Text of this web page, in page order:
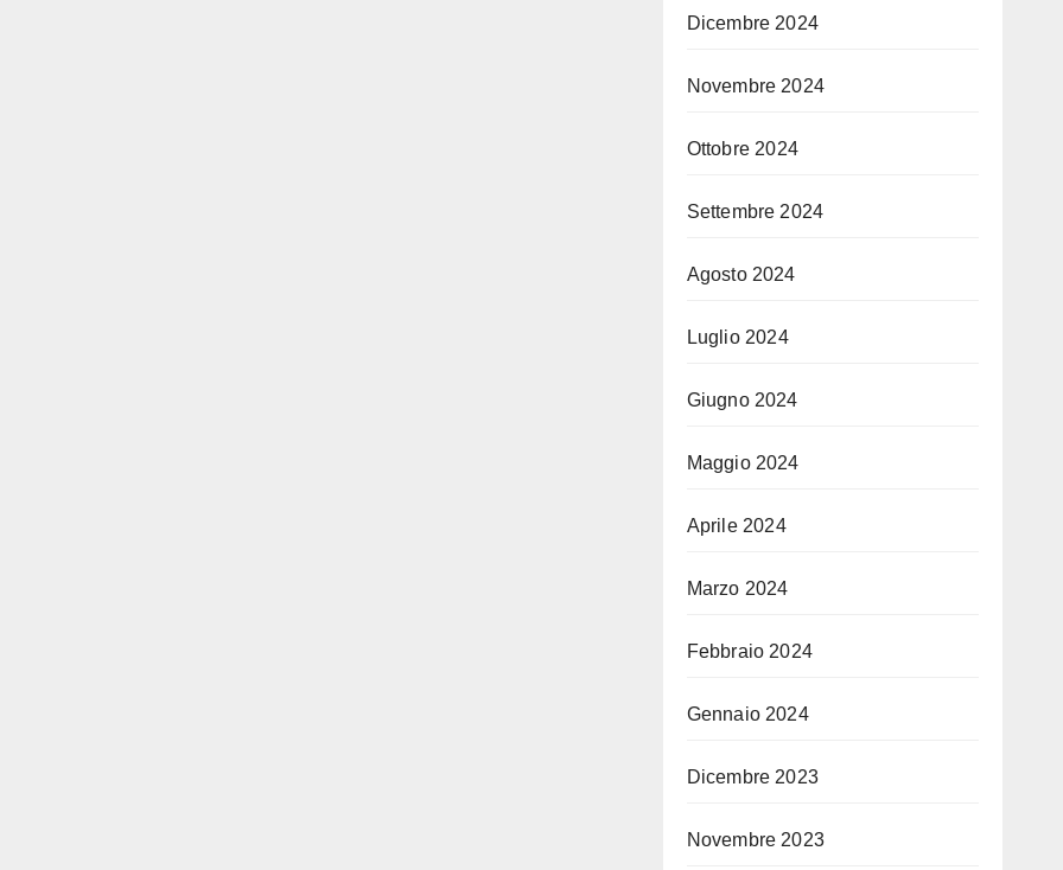
Dicembre 2024
Novembre 2024
Ottobre 2024
Settembre 2024
Agosto 2024
Luglio 2024
Giugno 2024
Maggio 2024
Aprile 2024
Marzo 2024
Febbraio 2024
Gennaio 2024
Dicembre 2023
Novembre 2023